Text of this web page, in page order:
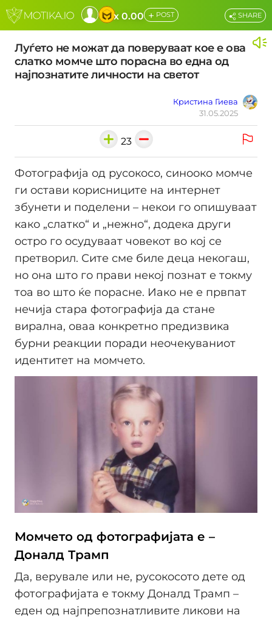
x 0.00 + POST
Луѓето не можат да поверуваат кое е ова
слатко момче што порасна во една од
најпознатите личности на светот
Кристина Гиева
31.05.2025
SHARE
23
Фотографија од русокосо, синооко момче
ги остави корисниците на интернет
збунети и поделени – некои го опишуваат
како „слатко“ и „нежно“, додека други
остро го осудуваат човекот во кој се
претворил. Сите сме биле деца некогаш,
но она што го прави некој познат е токму
тоа во што ќе порасне. Иако не е првпат
нечија стара фотографија да стане
вирална, оваа конкретно предизвика
бурни реакции поради неочекуваниот
идентитет на момчето.
Момчето од фотографијата е –
Доналд Трамп
Да, верувале или не, русокосото дете од
фотографијата е токму Доналд Трамп –
еден од најпрепознатливите ликови на